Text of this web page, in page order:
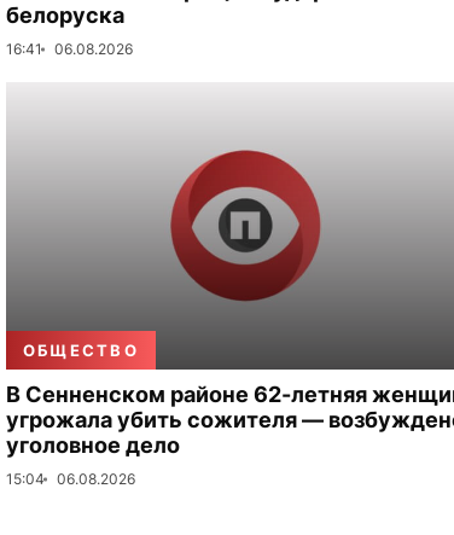
белоруска
16:41 06.08.2026
ОБЩЕСТВО
В Сенненском районе 62-летняя
угрожала убить сожителя —
уголовное дело
15:04 06.08.2026